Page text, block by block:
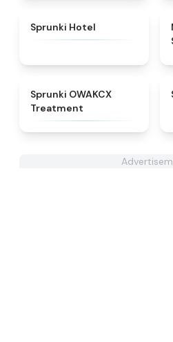
Sprunki Hotel
Sprunki OWAKCX
Treatment